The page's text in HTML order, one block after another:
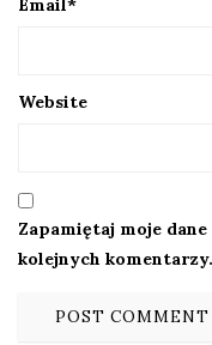
Website
Zapamiętaj moje
kolejnych komentarzy.